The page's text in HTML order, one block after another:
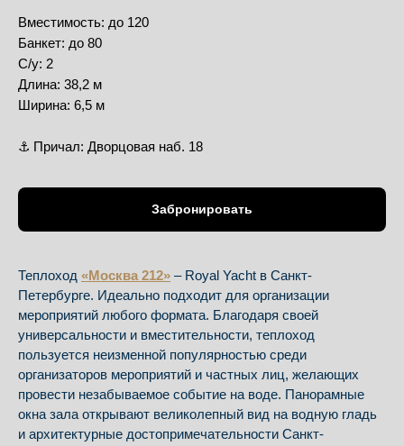
Вместимость: до 120
Банкет: до 80
С/у: 2
Длина: 38,2 м
Ширина: 6,5 м
⚓️ Причал: Дворцовая наб. 18
Забронировать
Теплоход «Москва 212» – Royal Yacht в Санкт-
Петербурге. Идеально подходит для организации
мероприятий любого формата. Благодаря своей
универсальности и вместительности, теплоход
пользуется неизменной популярностью среди
организаторов мероприятий и частных лиц, желающих
провести незабываемое событие на воде. Панорамные
окна зала открывают великолепный вид на водную гладь
и архитектурные достопримечательности Санкт-